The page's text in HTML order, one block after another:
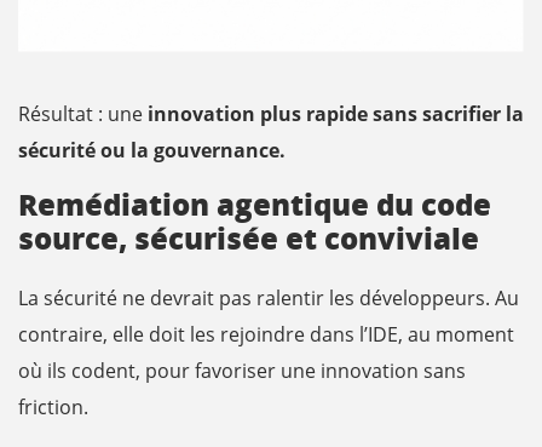
Résultat : une innovation plus rapide sans sacrifier la
sécurité ou la gouvernance.
Remédiation agentique du code
source, sécurisée et conviviale
La sécurité ne devrait pas ralentir les développeurs. Au
contraire, elle doit les rejoindre dans l’IDE, au moment
où ils codent, pour favoriser une innovation sans
friction.